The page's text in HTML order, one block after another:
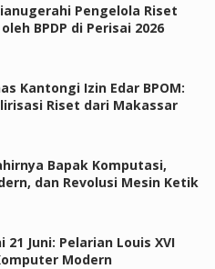
Pengelola Riset
BPDP di Perisai 2026
Kantongi Izin Edar BPOM:
Riset dari Makassar
Bapak Komputasi,
dan Revolusi Mesin Ketik
21 Juni: Pelarian Louis XVI
Modern